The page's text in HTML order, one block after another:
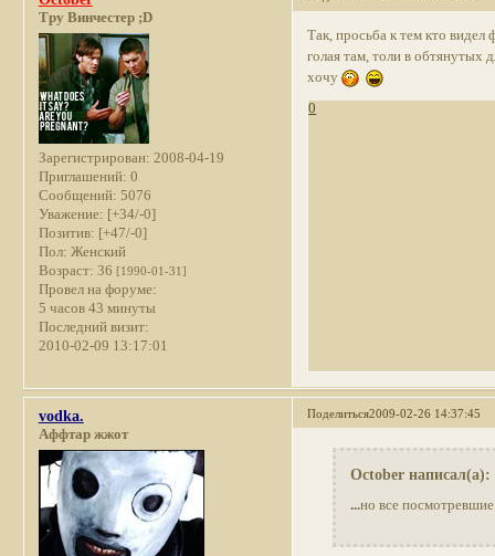
Тру Винчестер ;D
Зарегистрирован: 2008-04-19
Приглашений: 0
Сообщений: 5076
Уважение: [+34/-0]
Позитив: [+47/-0]
Пол: Женский
Возраст: 36 [1990-01-31]
Провел на форуме:
5 часов 43 минуты
Последний визит:
2010-02-09 13:17:01
Так, просьба к тем кто
голая там, толи в обтянутых
хочу
0
Поделиться2009-02-26 14:37:45
vodka.
Аффтар жжот
October написал(а):
...но все посмотревшие